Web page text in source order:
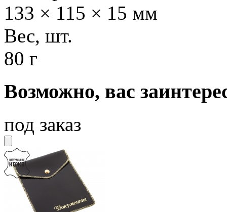
133 × 115 × 15 мм
Вес, шт.
80 г
Возможно, вас
под заказ